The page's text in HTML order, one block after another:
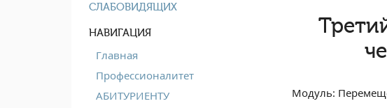
СЛАБОВИДЯЩИХ
НАВИГАЦИЯ
Главная
Профессионалитет
АБИТУРИЕНТУ
Модуль: